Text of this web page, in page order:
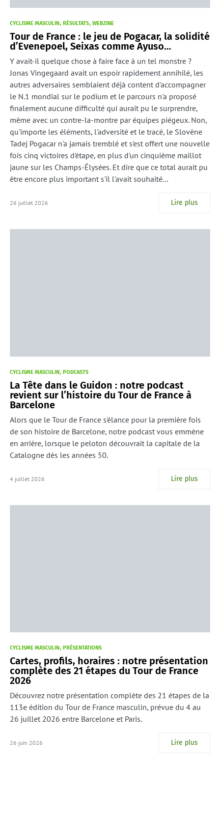
CYCLISME MASCULIN RÉSULTATS WEBZINE
Tour de France : le jeu de Pogacar, la solidité
d’Evenepoel, Seixas comme Ayuso…
Y avait-il quelque chose à faire face à un tel monstre ?
Jonas Vingegaard avait un espoir rapidement annihilé, les
autres adversaires semblaient déjà content d'accompagner
le N.1 mondial sur le podium et le parcours n'a proposé
finalement aucune difficulté qui aurait pu le surprendre,
même avec un contre-la-montre par équipes piégeux. Non,
qu'importe les éléments, l'adversité et le tracé, le Slovène
Tadej Pogacar n'a jamais tremblé et s'est offert une nouvelle
fois cinq victoires d'étape, en plus d'un cinquième maillot
jaune sur les Champs-Élysées. Et dire que ce total aurait pu
être encore plus important s'il l'avait souhaité…
26 juillet 2026 Lire plus
CYCLISME MASCULIN PODCASTS
La Tête dans le Guidon : notre podcast
revient sur l’histoire du Tour de France à
Barcelone
Alors que le Tour de France s'élance pour la première fois
de son histoire de Barcelone, notre podcast vous emmène
en arrière, lorsque le peloton découvrait la capitale de la
Catalogne dès les années 50.
4 juillet 2026 Lire plus
CYCLISME MASCULIN PRÉSENTATIONS
Cartes, profils, horaires : notre présentation
complète des 21 étapes du Tour de France
2026
Découvrez notre présentation complète des 21 étapes de la
113e édition du Tour de France masculin, prévue du 4 au
26 juillet 2026 entre Barcelone et Paris.
26 juin 2026 Lire plus